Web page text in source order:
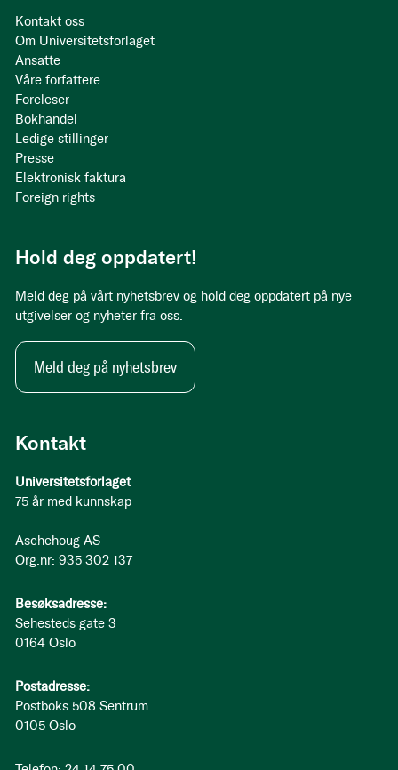
Kontakt
Universitetsforlaget
75 år med kunnskap
Aschehoug AS
Org.nr: 935 302 137
Besøksadresse:
Sehesteds gate 3
0164 Oslo
Postadresse:
Postboks 508 Sentrum
0105 Oslo
Kontakt oss
Om Universitetsforlaget
Ansatte
Våre forfattere
Foreleser
Bokhandel
Ledige stillinger
Presse
Elektronisk faktura
Foreign rights
Hold deg oppdatert!
Meld deg på vårt nyhetsbrev og hold deg oppdatert på nye
utgivelser og nyheter fra oss.
Meld deg på nyhetsbrev